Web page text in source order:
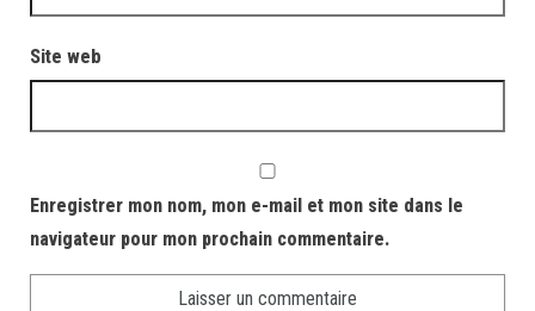
Site web
Enregistrer mon nom, mon e-mail et mon site dans le
navigateur pour mon prochain commentaire.